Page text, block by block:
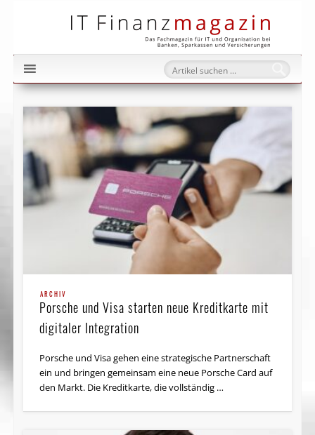
ARCHIV
Porsche und Visa starten neue Kreditkarte mit
digitaler Integration
Porsche und Visa gehen eine strategische Partnerschaft
ein und bringen gemeinsam eine neue Porsche Card auf
den Markt. Die Kreditkarte, die vollständig …